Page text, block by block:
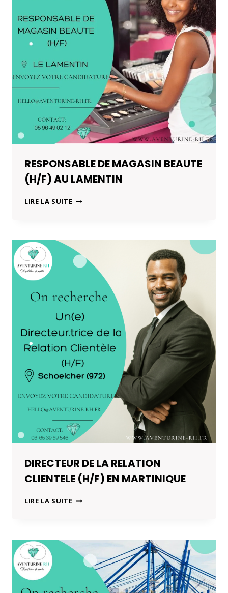
RESPONSABLE DE MAGASIN BEAUTE
(H/F) AU LAMENTIN
LIRE LA SUITERESPONSABLE
(H/F)
AU
LAMENTIN
DIRECTEUR DE LA RELATION
CLIENTELE (H/F) EN MARTINIQUE
LIRE LA SUITEDIRECTEUR
CLIENTELE
(H/F)
MARTINIQUE